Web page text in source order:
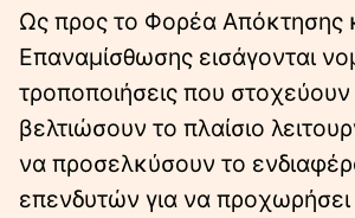
Ως προς το Φορέα Απόκτησης
Επαναμίσθωσης εισάγονται
τροποποιήσεις που
βελτιώσουν το πλαίσιο
να προσελκύσουν το
επενδυτών για να προχωρήσει